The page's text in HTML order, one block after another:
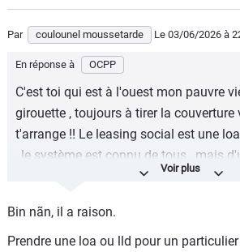
Par coulounel moussetarde Le 03/06/2026 à
En réponse à OCPP
C'est toi qui est à l'ouest mon pauvre
girouette , toujours à tirer la couverture
t'arrange !! Le leasing social est une
, le système est connu de tous , mais
merde et de l'autre ( c'est à dire quand
juste du vent ...ça tombe bien pour une
toi ....Prend un VE en loa , même
Bin nãn, il a raison.
Prendre une loa ou lld pour un